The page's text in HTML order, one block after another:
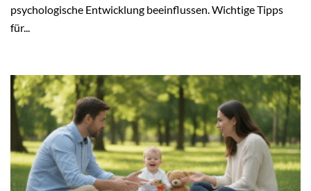
psychologische Entwicklung beeinflussen. Wichtige Tipps
für...